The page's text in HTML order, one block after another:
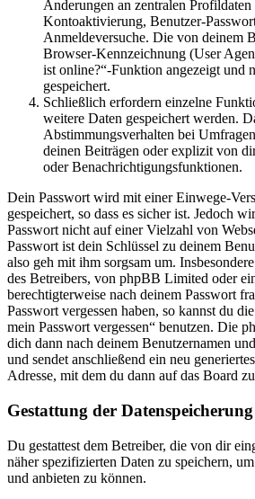
Änderungen an zentralen
Kontoaktivierung, Benutzer-
Anmeldeversuche. Die von deinem
Browser-Kennzeichnung (User
ist online?“-Funktion angezeigt und
gespeichert.
Schließlich erfordern einzelne
weitere Daten gespeichert werden.
Abstimmungsverhalten bei
deinen Beiträgen oder explizit von
oder Benachrichtigungsfunktionen.
Dein Passwort wird mit einer Einwege-
gespeichert, so dass es sicher ist. Jedoch
Passwort nicht auf einer Vielzahl von
Passwort ist dein Schlüssel zu deinem
also geh mit ihm sorgsam um.
des Betreibers, von phpBB Limited oder
berechtigterweise nach deinem Passwort
Passwort vergessen haben, so kannst du
mein Passwort vergessen“ benutzen. Die
dich dann nach deinem Benutzernamen
und sendet anschließend ein neu
Adresse, mit dem du dann auf das Board
Gestattung der Datenspeicherung
Du gestattest dem Betreiber, die von dir
näher spezifizierten Daten zu speichern,
und anbieten zu können.